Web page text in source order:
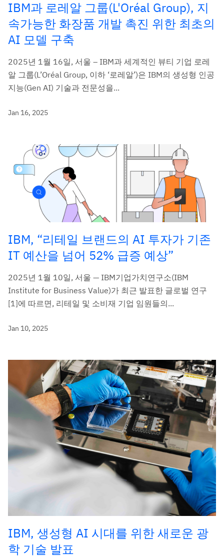
IBM과 로레알 그룹(L'Oréal Group), 지
속가능한 화장품 개발 촉진 위한 최초의
AI 모델 구축
2025년 1월 16일, 서울 – IBM과 세계적인 뷰티 기업 로레
알 그룹(L’Oréal Group, 이하 ‘로레알’)은 IBM의 생성형 인공
지능(Gen AI) 기술과 전문성을...
Jan 16, 2025
IBM, “리테일 브랜드의 AI 투자가 기존
IT 예산을 넘어 52% 급증 예상”
2025년 1월 10일, 서울 — IBM기업가치연구소(IBM
Institute for Business Value)가 최근 발표한 글로벌 연구
[1]에 따르면, 리테일 및 소비재 기업 임원들의...
Jan 10, 2025
IBM, 생성형 AI 시대를 위한 새로운 광
학 기술 발표